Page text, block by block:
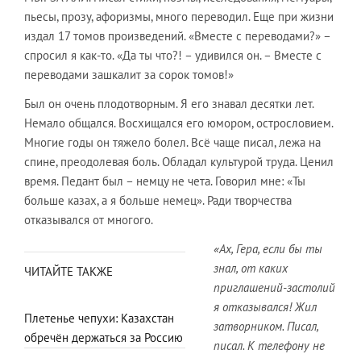
пьесы, прозу, афоризмы, много переводил. Еще при жизни
издал 17 томов произведений. «Вместе с переводами?» –
спросил я как-то. «Да ты что?! – удивился он. – Вместе с
переводами зашкалит за сорок томов!»
Был он очень плодотворным. Я его знавал десятки лет.
Немало общался. Восхищался его юмором, острословием.
Многие годы он тяжело болел. Всё чаще писал, лежа на
спине, преодолевая боль. Обладал культурой труда. Ценил
время. Педант был – немцу не чета. Говорил мне: «Ты
больше казах, а я больше немец». Ради творчества
отказывался от многого.
ЧИТАЙТЕ ТАКЖЕ
Плетенье чепухи: Казахстан
обречён держаться за Россию
«Ах, Гера, если бы ты
знал, от каких
приглашений-застолий
я отказывался! Жил
затворником. Писал,
писал. К телефону не